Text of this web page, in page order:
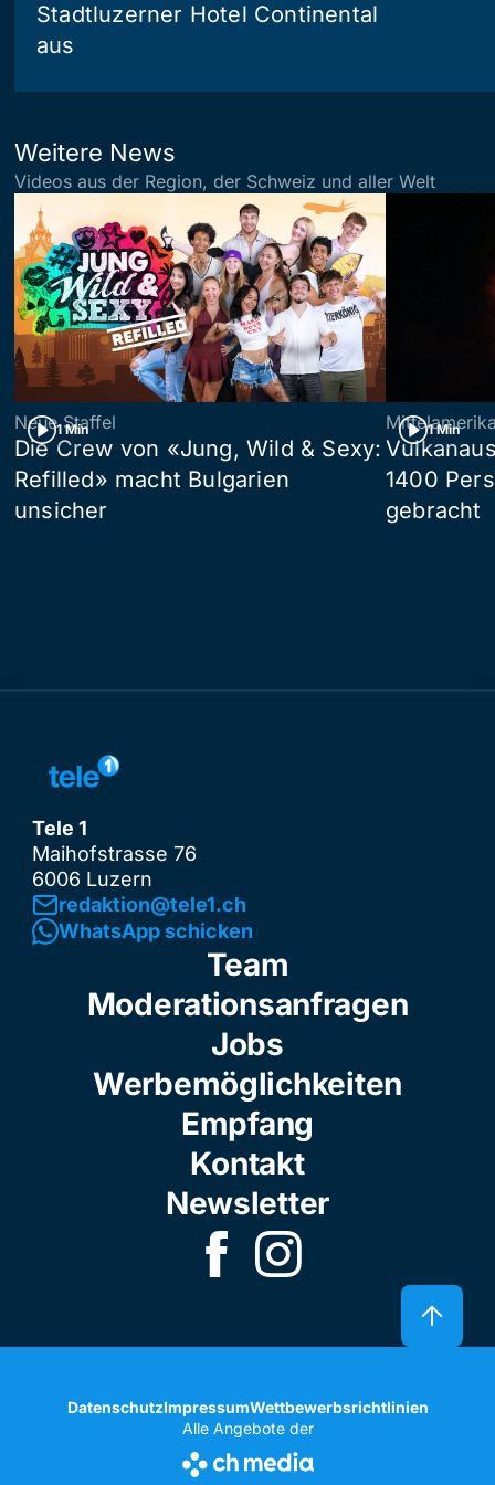
Stadtluzerner Hotel Continental
aus
Weitere News
Videos aus der Region, der Schweiz und aller Welt
1 Min
Neue Staffel
Die Crew von «Jung, Wild & Sexy:
Refilled» macht Bulgarien
unsicher
1 Min
1400
gebracht
Tele 1
Maihofstrasse 76
6006 Luzern
redaktion@tele1.ch
WhatsApp schicken
Team
Moderationsanfragen
Jobs
Werbemöglichkeiten
Empfang
Kontakt
Newsletter
DatenschutzImpressumWettbewerbsrichtlinien
Alle Angebote der